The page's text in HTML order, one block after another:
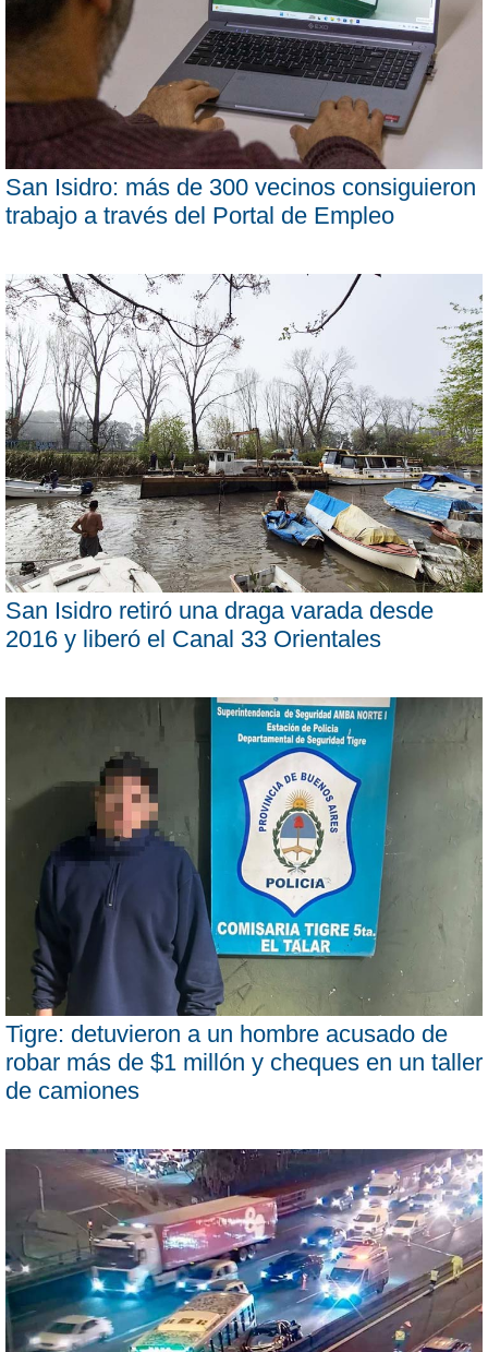
San Isidro: más de 300 vecinos consiguieron
trabajo a través del Portal de Empleo
San Isidro retiró una draga varada desde
2016 y liberó el Canal 33 Orientales
Tigre: detuvieron a un hombre acusado de
robar más de $1 millón y cheques en un taller
de camiones